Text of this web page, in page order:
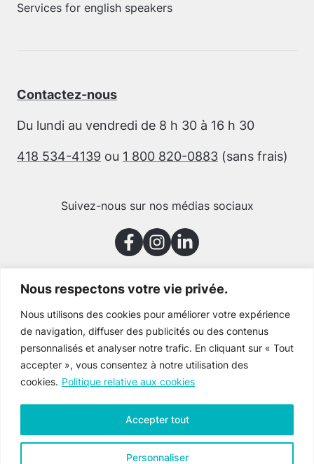
Nous respectons votre vie privée.
Nous utilisons des cookies pour améliorer votre expérience
de navigation, diffuser des publicités ou des contenus
personnalisés et analyser notre trafic. En cliquant sur « Tout
accepter », vous consentez à notre utilisation des
cookies. Politique relative aux cookies
Personnaliser
Accepter tout
Services for english speakers
Contactez-nous
Du lundi au vendredi de 8 h 30 à 16 h 30
418 534-4139 ou 1 800 820-0883 (sans frais)
Suivez-nous sur nos médias sociaux
Merci à nos partenaires